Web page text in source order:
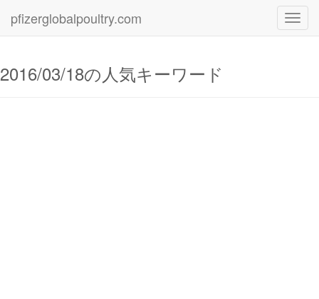
pfizerglobalpoultry.com
2016/03/18の人気キーワード